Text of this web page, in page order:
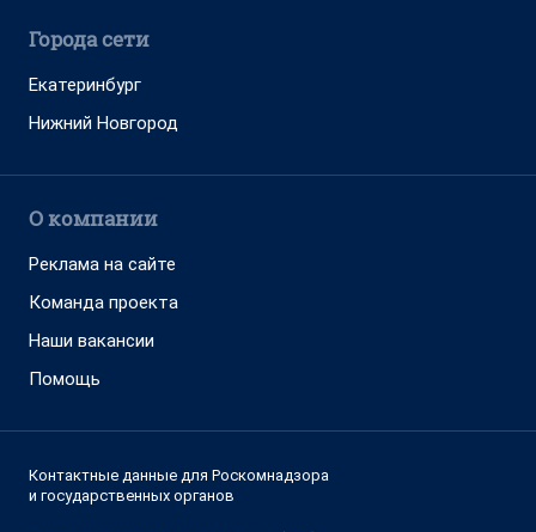
Города сети
Екатеринбург
Нижний Новгород
О компании
Реклама на сайте
Команда проекта
Наши вакансии
Помощь
Контактные данные для Роскомнадзора
и государственных органов